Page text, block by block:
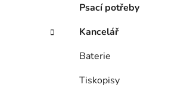
e
Psací potřeby
Kancelář
Baterie
Tiskopisy